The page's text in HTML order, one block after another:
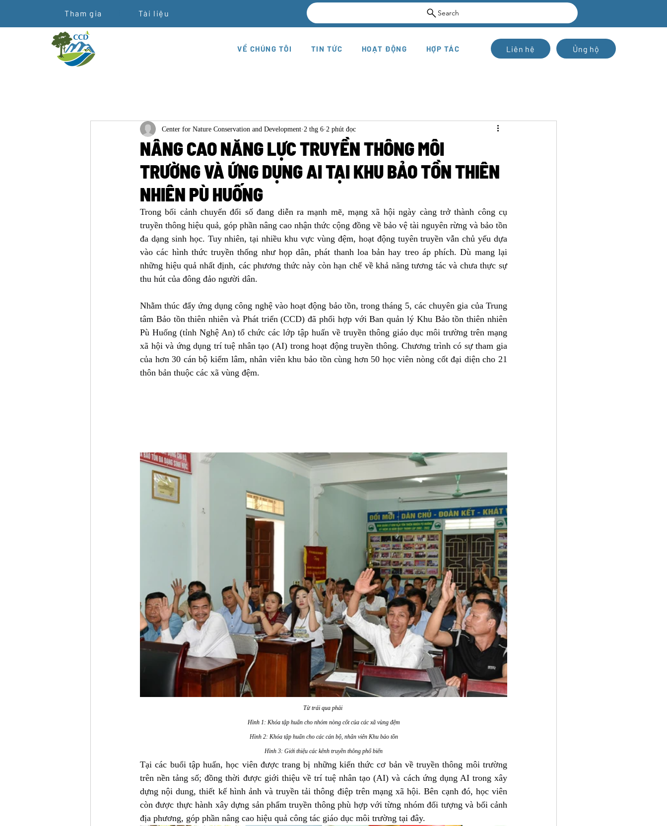
Tham gia Tài liệu Search
VỀ CHÚNG TÔI TIN TỨC HOẠT ĐỘNG HỢP TÁC Liên hệ Ủng hộ
NÂNG CAO NĂNG LỰC TRUYỀN THÔNG MÔI
TRƯỜNG VÀ ỨNG DỤNG AI TẠI KHU BẢO TỒN THIÊN
NHIÊN PÙ HUỐNG
Center for Nature Conservation and Development 2 thg 6 2 phút đọc
Trong bối cảnh chuyển đổi số đang diễn ra mạnh mẽ, mạng xã hội ngày càng trở thành công cụ
truyền thông hiệu quả, góp phần nâng cao nhận thức cộng đồng về bảo vệ tài nguyên rừng và bảo tồn
đa dạng sinh học. Tuy nhiên, tại nhiều khu vực vùng đệm, hoạt động tuyên truyền vẫn chủ yếu dựa
vào các hình thức truyền thống như họp dân, phát thanh loa bản hay treo áp phích. Dù mang lại
những hiệu quả nhất định, các phương thức này còn hạn chế về khả năng tương tác và chưa thực sự
thu hút của đông đảo người dân.
Nhằm thúc đẩy ứng dụng công nghệ vào hoạt động bảo tồn, trong tháng 5, các chuyên gia của Trung
tâm Bảo tồn thiên nhiên và Phát triển (CCD) đã phối hợp với Ban quản lý Khu Bảo tồn thiên nhiên
Pù Huống (tỉnh Nghệ An) tổ chức các lớp tập huấn về truyền thông giáo dục môi trường trên mạng
xã hội và ứng dụng trí tuệ nhân tạo (AI) trong hoạt động truyền thông. Chương trình có sự tham gia
của hơn 30 cán bộ kiểm lâm, nhân viên khu bảo tồn cùng hơn 50 học viên nòng cốt đại diện cho 21
thôn bản thuộc các xã vùng đệm.
Từ trái qua phải
Hình 1: Khóa tập huấn cho nhóm nòng cốt của các xã vùng đệm
Hình 2: Khóa tập huấn cho các cán bộ, nhân viên Khu bảo tồn
Hình 3: Giới thiệu các kênh truyền thông phổ biến
Tại các buổi tập huấn, học viên được trang bị những kiến thức cơ bản về truyền thông môi trường
trên nền tảng số; đồng thời được giới thiệu về trí tuệ nhân tạo (AI) và cách ứng dụng AI trong xây
dựng nội dung, thiết kế hình ảnh và truyền tải thông điệp trên mạng xã hội. Bên cạnh đó, học viên
còn được thực hành xây dựng sản phẩm truyền thông phù hợp với từng nhóm đối tượng và bối cảnh
địa phương, góp phần nâng cao hiệu quả công tác giáo dục môi trường tại đây.